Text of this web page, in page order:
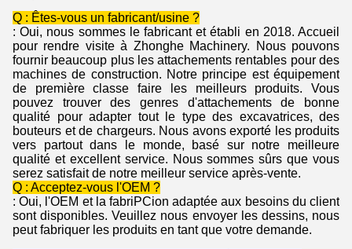
Q : Êtes-vous un fabricant/usine ?
: Oui, nous sommes le fabricant et établi en 2018. Accueil
pour rendre visite à Zhonghe Machinery. Nous pouvons
fournir beaucoup plus les attachements rentables pour des
machines de construction. Notre principe est équipement
de première classe faire les meilleurs produits. Vous
pouvez trouver des genres d'attachements de bonne
qualité pour adapter tout le type des excavatrices, des
bouteurs et de chargeurs. Nous avons exporté les produits
vers partout dans le monde, basé sur notre meilleure
qualité et excellent service. Nous sommes sûrs que vous
serez satisfait de notre meilleur service après-vente.
Q : Acceptez-vous l'OEM ?
: Oui, l'OEM et la fabriPCion adaptée aux besoins du client
sont disponibles. Veuillez nous envoyer les dessins, nous
peut fabriquer les produits en tant que votre demande.